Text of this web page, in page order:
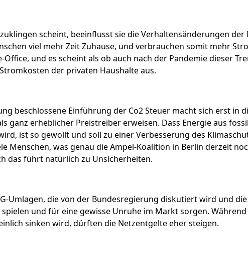
scheint, beeinflusst sie die Verhaltensänderungen der
viel mehr Zeit Zuhause, und verbrauchen somit mehr
und es scheint als ob auch nach der Pandemie dieser
der privaten Haushalte aus.
beschlossene Einführung der Co2 Steuer macht sich erst in
ganz erheblicher Preistreiber erweisen. Dass Energie aus
ist so gewollt und soll zu einer Verbesserung des
Menschen, was genau die Ampel-Koalition in Berlin derzeit
das führt natürlich zu Unsicherheiten.
Umlagen, die von der Bundesregierung diskutiert wird und die
und für eine gewisse Unruhe im Markt sorgen.
sinken wird, dürften die Netzentgelte eher steigen.